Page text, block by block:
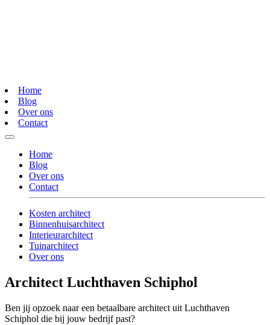
Home
Blog
Over ons
Contact
Home
Blog
Over ons
Contact
Kosten architect
Binnenhuisarchitect
Interieurarchitect
Tuinarchitect
Over ons
Architect Luchthaven Schiphol
Ben jij opzoek naar een betaalbare architect uit Luchthaven
Schiphol die bij jouw bedrijf past?